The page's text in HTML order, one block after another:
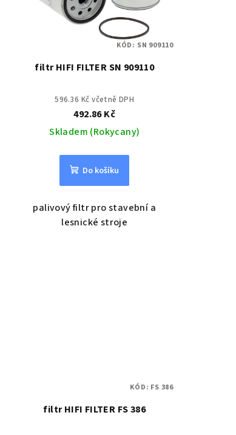
filtr HIFI FILTER SN 909110
596.36 Kč včetně DPH
492.86 Kč
Skladem (Rokycany)
Do košíku
palivový filtr pro stavební a
lesnické stroje
KÓD: SN 909110
filtr HIFI FILTER FS 386
KÓD: FS 386